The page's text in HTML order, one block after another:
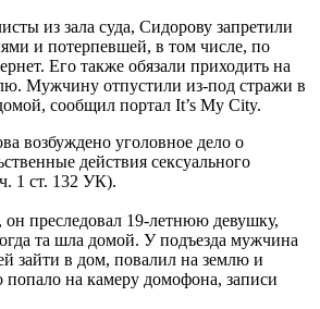
из зала суда, Сидорову запретили
и потерпевшей, в том числе, по
Его также обязали приходить на
Мужчину отпустили из-под стражи в
сообщил портал It’s My City.
возбуждено уголовное дело о
действия сексуального
1 ст. 132 УК).
он преследовал 19-летнюю девушку,
та шла домой. У подъезда мужчина
зайти в дом, повалил на землю и
на камеру домофона, записи